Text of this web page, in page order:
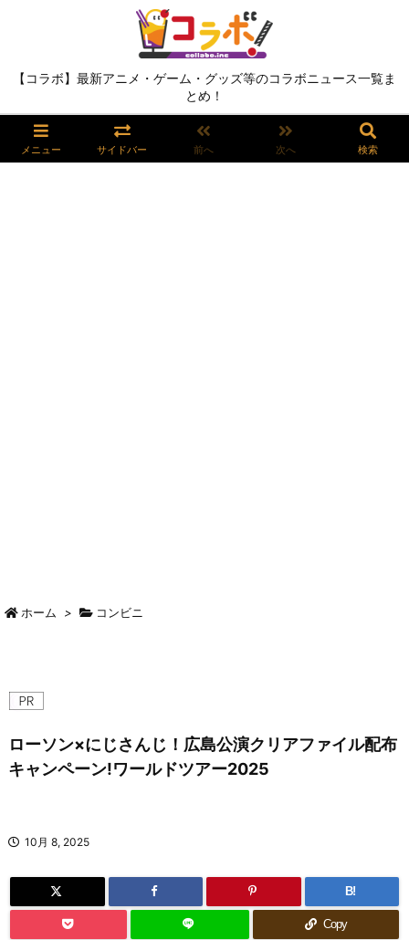
【コラボ】最新アニメ・ゲーム・グッズ等のコラボニュース一覧ま
とめ！
メニュー サイドバー 前へ 次へ 検索
ホーム > コンビニ
ローソン×にじさんじ！広島公演クリアファイル配布
キャンペーン!ワールドツアー2025
10月 8, 2025
B!
Copy